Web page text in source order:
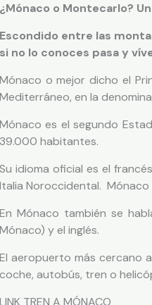
¿Mónaco o Montecarlo?
Escondido entre las
si no lo conoces pasa y
Mónaco o mejor dicho el
Mediterráneo, en la
Mónaco es el segundo
39.000 habitantes.
Su idioma oficial es el
Italia Noroccidental. Mónaco
En Mónaco también se
Mónaco) y el inglés.
El aeropuerto más cercano
coche, autobús, tren o